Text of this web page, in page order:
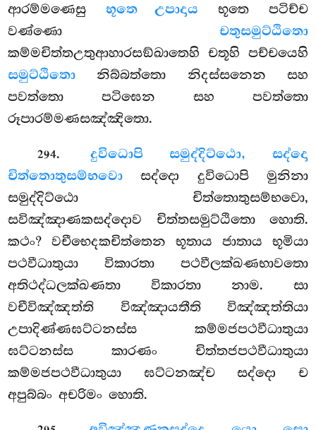
ආරම්මණෙසුභූතෙ උපාදාය භූතෙ පටිච්ච
වණ්ණො චතුසමුට්ඨිතො
කම්මචිත්තඋතුආහාරසඞ්ඛාතෙහි චතූහි පච්චයෙහි
සමුට්ඨිතො නිබ්බත්තො නිදස්සනෙන සහ
පවත්තො පටිඝෙන සහ පවත්තො
රූපාරම්මණසඤ්ඤිතො.
294. දුවිධොපි සමුද්දිට්ඨො, සද්දො
චිත්තොතුසම්භවො සද්දො දුවිධොපි මුනිනා
සමුද්දිට්ඨො චිත්තොතුසම්භවො,
සවිඤ්ඤාණකසද්දොව චිත්තසමුට්ඨිතො හොති.
කථං? වචීභෙදකචිත්තෙන භූතාය ජාතාය භූමියා
පථවීධාතුයා විකාරතා පථවීලක්ඛණභාවතො
අතිථද්ධලක්ඛණතා විකාරතා නාම. සා
වචීවිඤ්ඤත්ති විඤ්ඤායතීති විඤ්ඤත්තියා
උපාදිණ්ණඝට්ටනස්ස කම්මජපථවීධාතුයා
ඝට්ටනස්ස කාරණං චිත්තජපථවීධාතුයා
කම්මජපථවීධාතුයා ඝට්ටනඤ්ච සද්දො ච
අපුබ්බං අචරිමං හොති.